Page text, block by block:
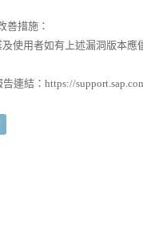
善措施：
用者如有上述漏洞版本應
結：https://